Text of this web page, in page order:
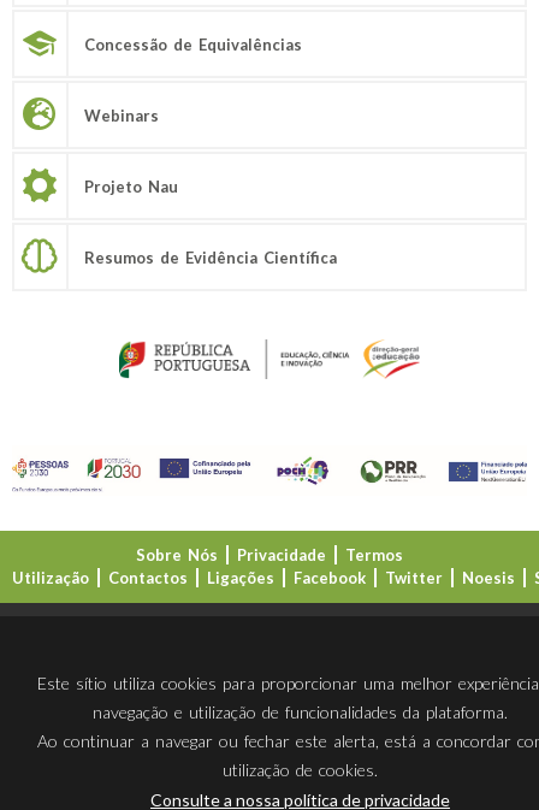
Concessão de Equivalências
Webinars
Projeto Nau
Resumos de Evidência Científica
Sobre Nós Privacidade
Termos
Utilização
Contactos Ligações Facebook Twitter Noesis
Este sítio utiliza cookies para proporcionar uma melhor
navegação e utilização de funcionalidades da plataforma.
Ao continuar a navegar ou fechar este alerta, está a concordar
utilização de cookies.
Consulte a nossa política de privacidade